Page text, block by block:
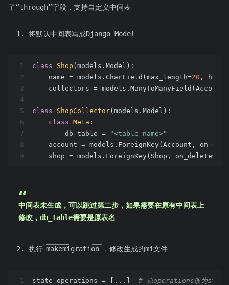
了“through”字段，支持自定义中间表
将默认中间表写成Django Model
1
2
3
4
5
6
7
8
9
class Shop (models.Model) :
    name = models.CharField(max_length=
20 ,
collectors =
class ShopCollector(models.Model) :
class Meta :
        db_table =
"<table_name>"
account = models.ForeignKey(Account,
shop = models.ForeignKey(Shop,
中间表未生成，可以跳过第二步，如果需要在原有中间表上
修改，db_table需要是原表名
执行 makemigration ，修改生成的mi文件
1 state_operations = [...] # 原operations改为